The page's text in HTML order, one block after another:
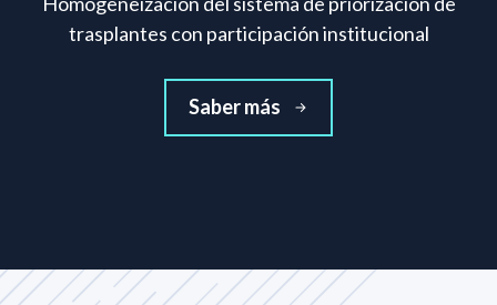
trasplantes con participación institucional
Saber más